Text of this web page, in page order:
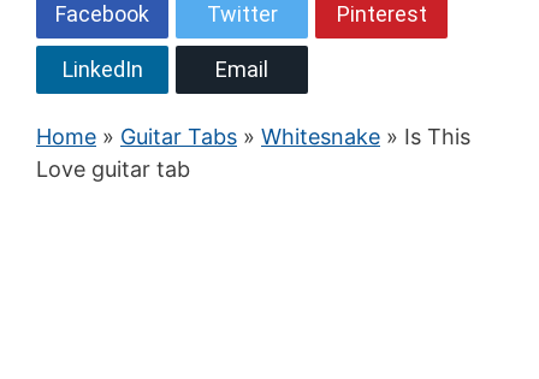
Facebook Twitter Pinterest
LinkedIn Email
Home » Guitar Tabs » Whitesnake » Is This
Love guitar tab